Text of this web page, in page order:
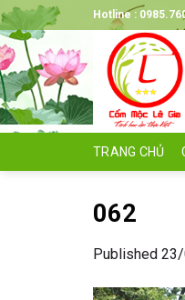
Skip
to
content
Hotline :
TRANG CHỦ
062
Published